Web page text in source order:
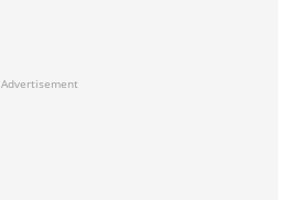
Advertisement